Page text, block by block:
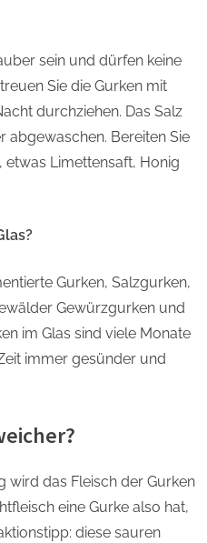
sein und dürfen keine
Sie die Gurken mit
durchziehen. Das Salz
abgewaschen. Bereiten Sie
etwas Limettensaft, Honig
Gurken, Salzgurken,
Gewürzgurken und
im Glas sind viele Monate
immer gesünder und
wird das Fleisch der Gurken
eine Gurke also hat,
diese sauren